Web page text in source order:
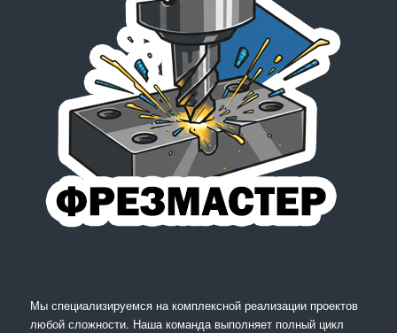
Мы специализируемся на комплексной реализации проектов
любой сложности. Наша команда выполняет полный цикл